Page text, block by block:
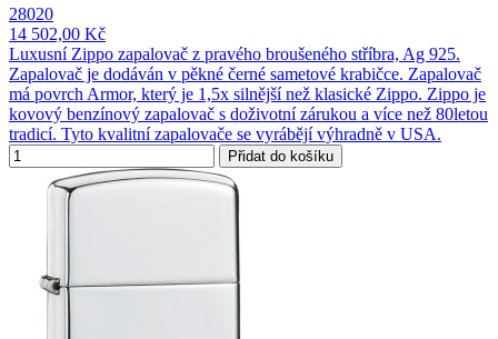
28020
14 502,00 Kč
Luxusní Zippo zapalovač z pravého broušeného stříbra, Ag 925.
Zapalovač je dodáván v pěkné černé sametové krabičce. Zapalovač
má povrch Armor, který je 1,5x silnější než klasické Zippo. Zippo je
kovový benzínový zapalovač s doživotní zárukou a více než 80letou
tradicí. Tyto kvalitní zapalovače se vyrábějí výhradně v USA.
Přidat do košíku